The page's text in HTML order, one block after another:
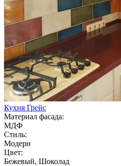
Кухня Грейс
Материал фасада:
МДФ
Стиль:
Модерн
Цвет:
Бежевый, Шоколад